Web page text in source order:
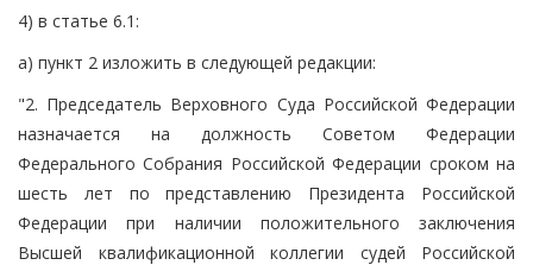
4) в статье 6.1:
а) пункт 2 изложить в следующей редакции:
"2. Председатель Верховного Суда Российской Федерации
назначается на должность Советом Федерации
Федерального Собрания Российской Федерации сроком на
шесть лет по представлению Президента Российской
Федерации при наличии положительного заключения
Высшей квалификационной коллегии судей Российской